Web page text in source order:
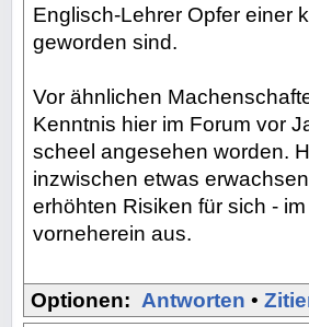
Englisch-Lehrer Opfer einer
geworden sind.
Vor ähnlichen
Kenntnis hier im Forum vor
scheel angesehen worden.
inzwischen etwas
erhöhten Risiken für sich -
vorneherein aus.
Optionen: Antworten •